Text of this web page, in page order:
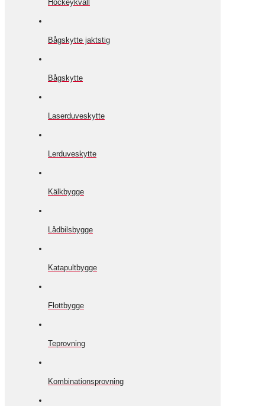
Hockeykväll
Bågskytte jaktstig
Bågskytte
Laserduveskytte
Lerduveskytte
Kälkbygge
Lådbilsbygge
Katapultbygge
Flottbygge
Teprovning
Kombinationsprovning